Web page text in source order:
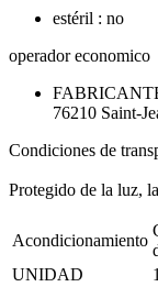
estéril : no
operador economico
76210 Saint-
Condiciones de
Protegido de la luz,
Acondicionamiento
UNIDAD
1